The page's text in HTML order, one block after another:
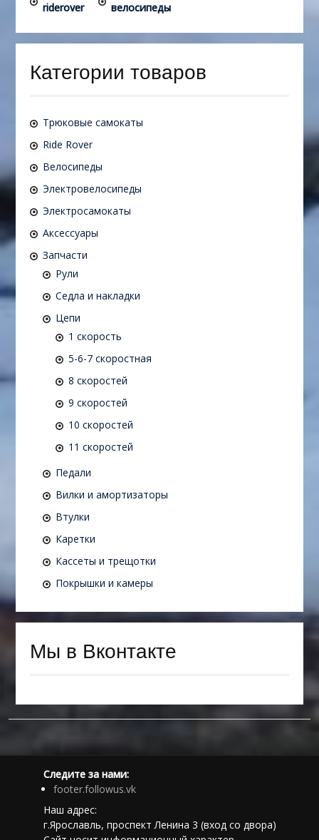
riderover
велосипеды
Категории товаров
Трюковые самокаты
Ride Rover
Велосипеды
Электровелосипеды
Электросамокаты
Аксессуары
Запчасти
Рули
Седла и накладки
Цепи
1 скорость
5-6-7 скоростная
8 скоростей
9 скоростей
10 скоростей
11 скоростей
Педали
Вилки и амортизаторы
Втулки
Каретки
Кассеты и трещотки
Покрышки и камеры
Мы в Вконтакте
Следите за нами:
footer.followus.vk
Наш адрес:
г.Ярославль, проспект Ленина 3 (вход со двора)